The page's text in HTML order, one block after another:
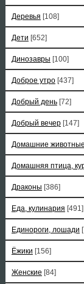
Деревья [108]
Дети [652]
Динозавры [100]
Доброе утро [437]
Добрый день [72]
Добрый вечер [147]
Домашние
Домашняя птица,
Драконы [386]
Еда, кулинария [491]
Единороги, лошади
Ёжики [156]
Женские [84]